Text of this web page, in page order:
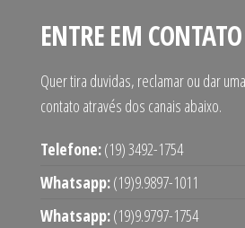
ENTRE EM CONTATO
Quer tira duvidas, reclamar ou dar
contato através dos canais abaixo.
Telefone:(19) 3492-1754
Whatsapp:(19)9.9897-1011
Whatsapp:(19)9.9797-1754